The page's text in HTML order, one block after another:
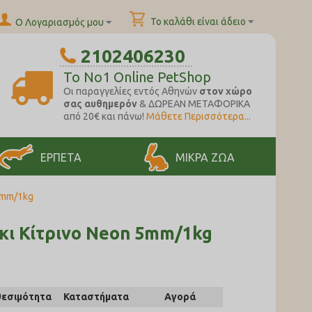
Το καλάθι είναι άδειο
Ο Λογαριασμός μου
2102406230
To No1 Online PetShop
Oι παραγγελίες εντός Αθηνών στον χώρο
σας αυθημερόν& ΔΩΡΕΑΝ ΜΕΤΑΦΟΡΙΚΑ
από 20€ και πάνω! Μάθετε Περισσότερα...
ΕΡΠΕΤΑ ΜΙΚΡΑ ΖΩΑ
1kg
Κίτρινο Neon 5mm/1kg
Καταστήματα Αγορά